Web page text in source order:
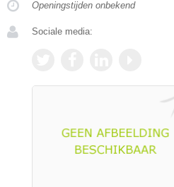
Openingstijden onbekend
Sociale media: